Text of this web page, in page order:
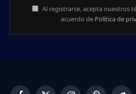
Al registrarse, acepta nuestros
acuerdo de Política de